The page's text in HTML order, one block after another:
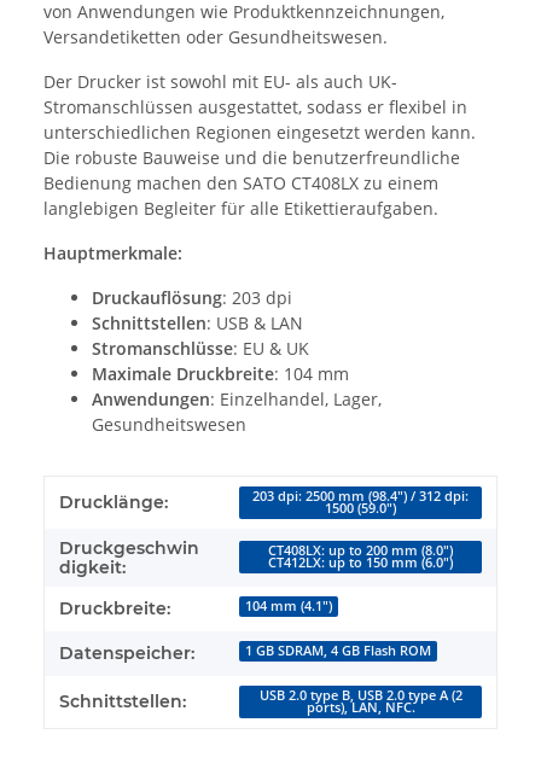
von Anwendungen wie Produktkennzeichnungen,
Versandetiketten oder Gesundheitswesen.
Der Drucker ist sowohl mit EU- als auch UK-
Stromanschlüssen ausgestattet, sodass er flexibel in
unterschiedlichen Regionen eingesetzt werden kann.
Die robuste Bauweise und die benutzerfreundliche
Bedienung machen den SATO CT408LX zu einem
langlebigen Begleiter für alle Etikettieraufgaben.
Hauptmerkmale:
Druckauflösung: 203 dpi
Schnittstellen: USB & LAN
Stromanschlüsse: EU & UK
Maximale Druckbreite: 104 mm
Anwendungen: Einzelhandel, Lager,
Gesundheitswesen
Drucklänge: 203 dpi: 2500 mm (98.4") / 312 dpi:
1500 (59.0")
Druckgeschwin
digkeit:
CT408LX: up to 200 mm (8.0")
CT412LX: up to 150 mm (6.0")
Druckbreite: 104 mm (4.1")
Datenspeicher: 1 GB SDRAM, 4 GB Flash ROM
Schnittstellen: USB 2.0 type B, USB 2.0 type A (2
ports), LAN, NFC.